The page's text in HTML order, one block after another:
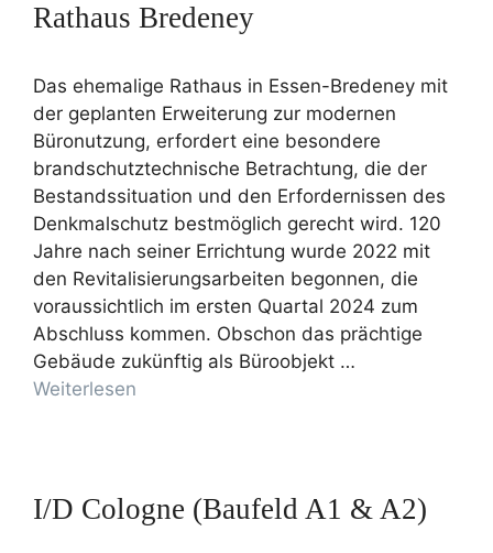
Rathaus Bredeney
Das ehemalige Rathaus in Essen-Bredeney mit
der geplanten Erweiterung zur modernen
Büronutzung, erfordert eine besondere
brandschutztechnische Betrachtung, die der
Bestandssituation und den Erfordernissen des
Denkmalschutz bestmöglich gerecht wird. 120
Jahre nach seiner Errichtung wurde 2022 mit
den Revitalisierungsarbeiten begonnen, die
voraussichtlich im ersten Quartal 2024 zum
Abschluss kommen. Obschon das prächtige
Gebäude zukünftig als Büroobjekt …
Weiterlesen
I/D Cologne (Baufeld A1 & A2)